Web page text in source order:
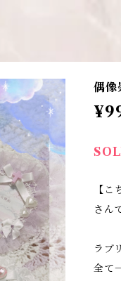
偶像
【
さん
ラブ
全て